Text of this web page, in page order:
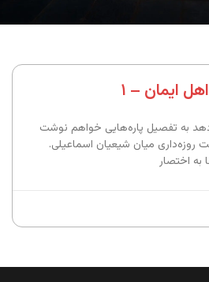
ایمان – ۱
به تفصیل پاره‌هایی خواهم نوشت
روزه‌داری میان شیعیان اسماعیلی.
به اختصار